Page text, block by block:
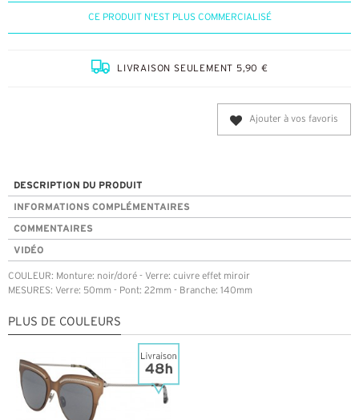
CE PRODUIT N'EST PLUS COMMERCIALISÉ
LIVRAISON SEULEMENT 5,90 €
Ajouter à vos favoris
DESCRIPTION DU PRODUIT
INFORMATIONS COMPLÉMENTAIRES
COMMENTAIRES
VIDÉO
COULEUR: Monture: noir/doré - Verre: cuivre effet miroir
MESURES: Verre: 50mm - Pont: 22mm - Branche: 140mm
PLUS DE COULEURS